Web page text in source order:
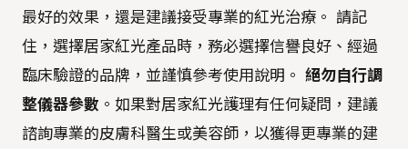
最好的效果，還是建議接受專業的紅光治療。 請記
住，選擇居家紅光產品時，務必選擇信譽良好、經過
臨床驗證的品牌，並謹慎參考使用說明。 絕勿自行調
整儀器參數 。如果對居家紅光護理有任何疑問，建議
諮詢專業的皮膚科醫生或美容師，以獲得更專業的建